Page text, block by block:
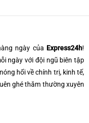
ngày của Express24h!
ngày với đội ngũ biên tập
hổi về chính trị, kinh tế,
ghé thăm thường xuyên